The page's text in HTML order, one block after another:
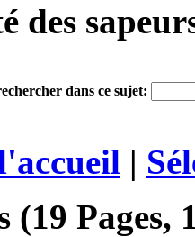
des
dans ce sujet:
|
(19 Pages,